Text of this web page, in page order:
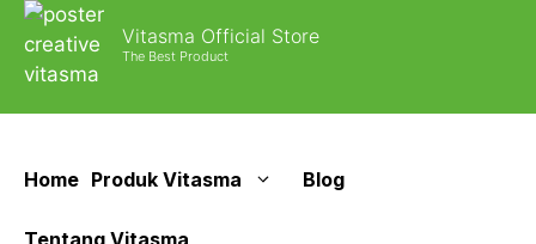
Vitasma Official Store
The Best Product
Home Produk Vitasma Blog
Tentang Vitasma